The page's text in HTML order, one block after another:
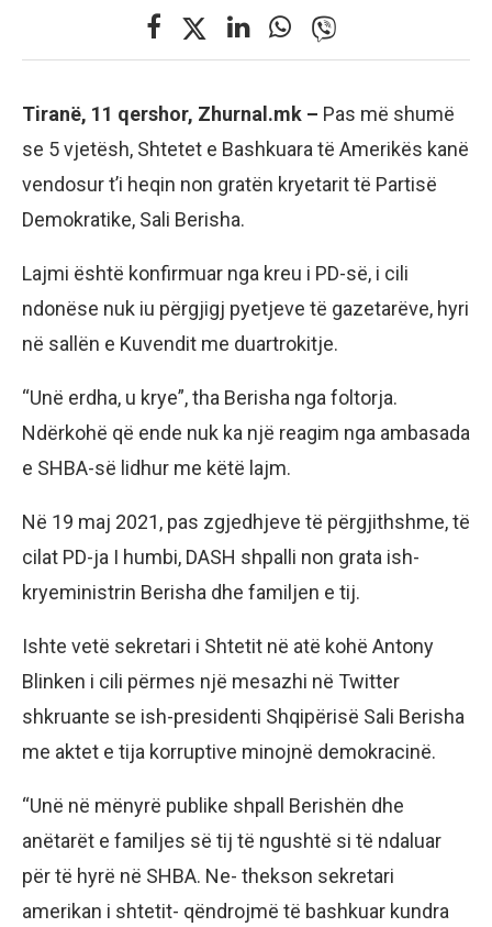
Tiranë, 11 qershor, Zhurnal.mk – Pas më shumë
se 5 vjetësh, Shtetet e Bashkuara të Amerikës kanë
vendosur t’i heqin non gratën kryetarit të Partisë
Demokratike, Sali Berisha.
Lajmi është konfirmuar nga kreu i PD-së, i cili
ndonëse nuk iu përgjigj pyetjeve të gazetarëve, hyri
në sallën e Kuvendit me duartrokitje.
“Unë erdha, u krye”, tha Berisha nga foltorja.
Ndërkohë që ende nuk ka një reagim nga ambasada
e SHBA-së lidhur me këtë lajm.
Në 19 maj 2021, pas zgjedhjeve të përgjithshme, të
cilat PD-ja I humbi, DASH shpalli non grata ish-
kryeministrin Berisha dhe familjen e tij.
Ishte vetë sekretari i Shtetit në atë kohë Antony
Blinken i cili përmes një mesazhi në Twitter
shkruante se ish-presidenti Shqipërisë Sali Berisha
me aktet e tija korruptive minojnë demokracinë.
“Unë në mënyrë publike shpall Berishën dhe
anëtarët e familjes së tij të ngushtë si të ndaluar
për të hyrë në SHBA. Ne- thekson sekretari
amerikan i shtetit- qëndrojmë të bashkuar kundra